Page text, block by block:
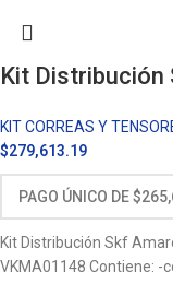
Kit Distribución
KIT CORREAS Y
$279,613.19
Kit Distribución Skf
VKMA01148 Contiene: